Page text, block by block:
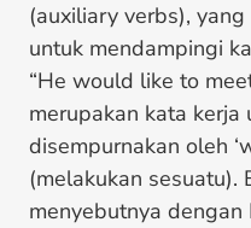
(auxiliary verbs),
untuk mendampingi
“He would like to
merupakan kata kerja
disempurnakan oleh
(melakukan sesuatu).
menyebutnya